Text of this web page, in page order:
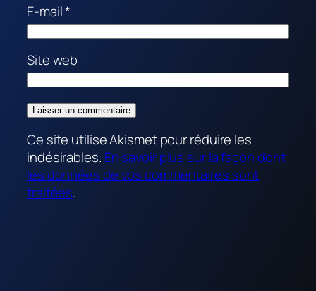
E-mail*
Site web
Ce site utilise Akismet pour réduire les
indésirables. En savoir plus sur la façon dont
les données de vos commentaires sont
traitées.